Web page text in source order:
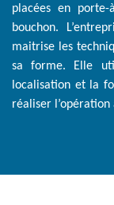
placées en
bouchon.
maitrise les
sa forme. Elle
localisation et la
réaliser